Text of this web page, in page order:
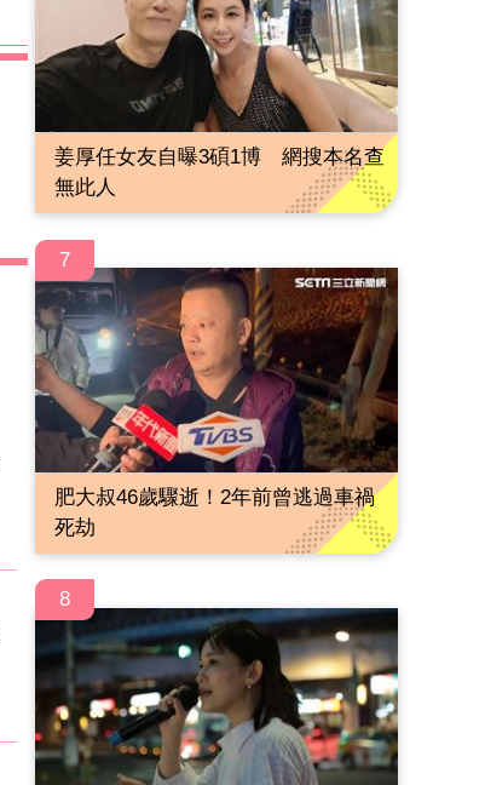
姜厚任女友自曝3碩1博 網搜本名查
無此人
7
肥大叔46歲驟逝！2年前曾逃過車禍
死劫
8